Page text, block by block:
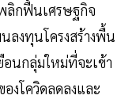
ลิกฟื้นเศรษฐกิจ
นลงทุนโครงสร้างพื้น
อนกลุ่มใหม่ที่จะเข้า
งโควิดลดลงและ